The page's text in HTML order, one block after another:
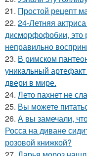
21. Простой рецепт
22. 24-Летняя
дисморфофобии, это
неправильно
23. В римском
уникальный
двери в мире.
24. Лето пахнет не
25. Вы можете
26. А вы замечали,
Росса на диване
розовой книжкой?